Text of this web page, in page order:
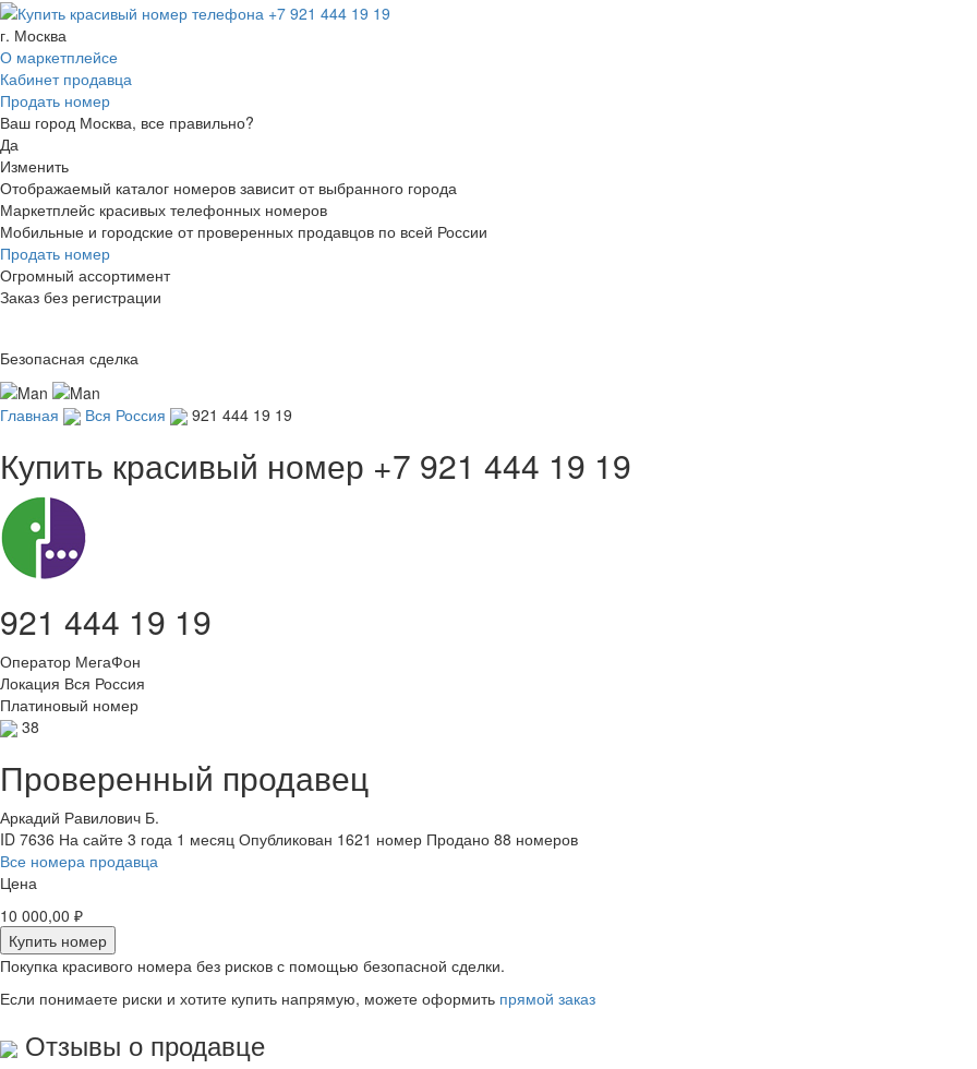
г. Москва
О маркетплейсе
Кабинет продавца
Продать номер
Ваш город Москва, все правильно?
Да
Изменить
Отображаемый каталог номеров зависит от выбранного города
Маркетплейс красивых телефонных номеров
Мобильные и городские от проверенных продавцов по всей России
Продать номер
Огромный ассортимент
Заказ без регистрации
Безопасная сделка
Главная Вся Россия 921 444 19 19
Купить красивый номер +7 921 444 19 19
921 444 19 19
Оператор МегаФон
Локация Вся Россия
Платиновый номер
38
Проверенный продавец
Аркадий Равилович Б.
ID 7636 На сайте 3 года 1 месяц Опубликован 1621 номер Продано 88 номеров
Все номера продавца
Цена
10 000,00 ₽
Купить номер
Покупка красивого номера без рисков с помощью безопасной сделки.
Если понимаете риски и хотите купить напрямую, можете оформить прямой заказ
Отзывы о продавце